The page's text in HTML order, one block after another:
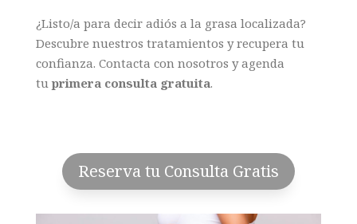
¿Listo/a para decir adiós a la grasa localizada?
Descubre nuestros tratamientos y recupera tu
confianza. Contacta con nosotros y agenda
tu primera consulta gratuita.
Reserva tu Consulta Gratis